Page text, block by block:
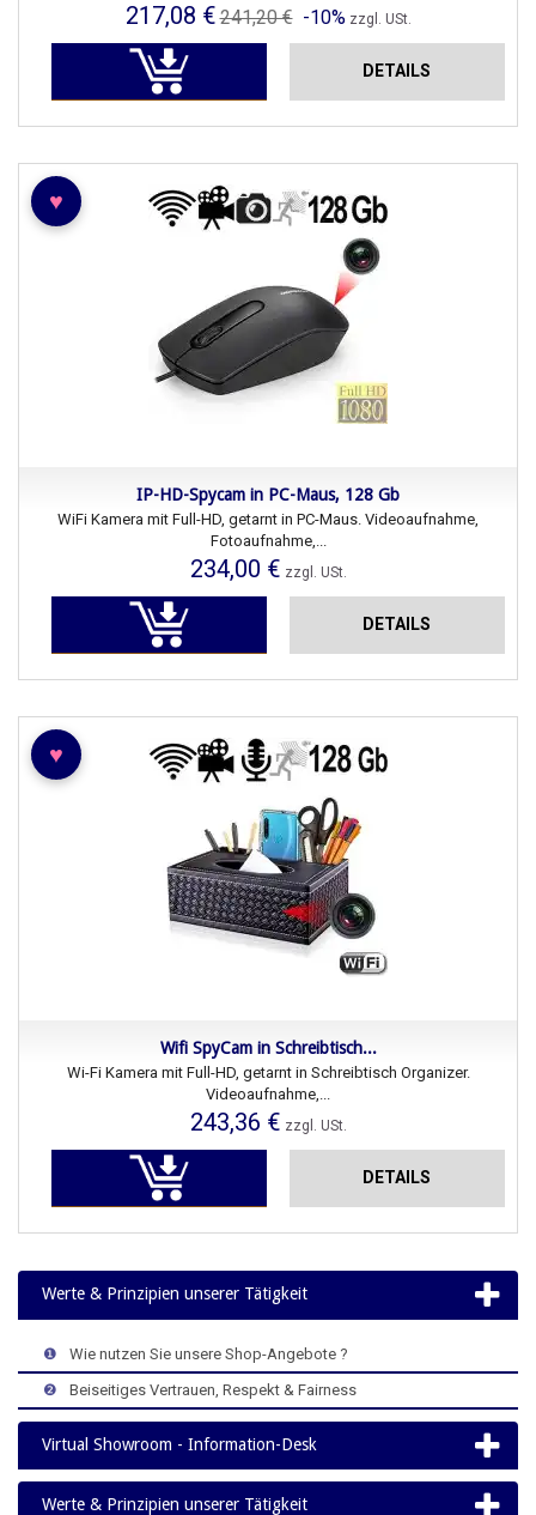
217,08 €241,20 € -10% zzgl. USt.
DETAILS
♥
IP-HD-Spycam in PC-Maus, 128 Gb
WiFi Kamera mit Full-HD, getarnt in PC-Maus. Videoaufnahme,
Fotoaufnahme,...
234,00 € zzgl. USt.
DETAILS
♥
Wifi SpyCam in Schreibtisch...
Wi-Fi Kamera mit Full-HD, getarnt in Schreibtisch Organizer.
Videoaufnahme,...
243,36 € zzgl. USt.
DETAILS
Werte & Prinzipien unserer Tätigkeit
❶
Wie nutzen Sie unsere Shop-Angebote ?
❷ Beiseitiges Vertrauen, Respekt & Fairness
Virtual Showroom - Information-Desk
Werte & Prinzipien unserer Tätigkeit